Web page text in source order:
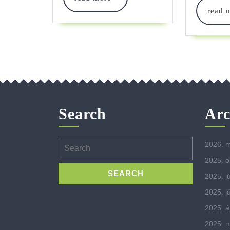
more
read
Search
for:
2026.
2025.
2025.
2025.
2025.
2025.